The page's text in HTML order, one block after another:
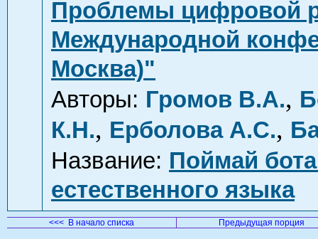
Проблемы цифровой
Международной
Москва)"
Авторы: Громов В.А.,
К.Н., Ерболова А.С.,
Название: Поймай
естественного языка
<<< В начало списка Предыдущая порция